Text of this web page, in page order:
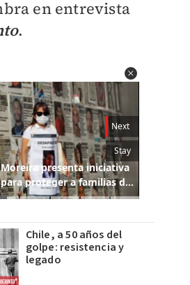
en entrevista
.
Chile, a 50 años del
golpe: resistencia y
legado